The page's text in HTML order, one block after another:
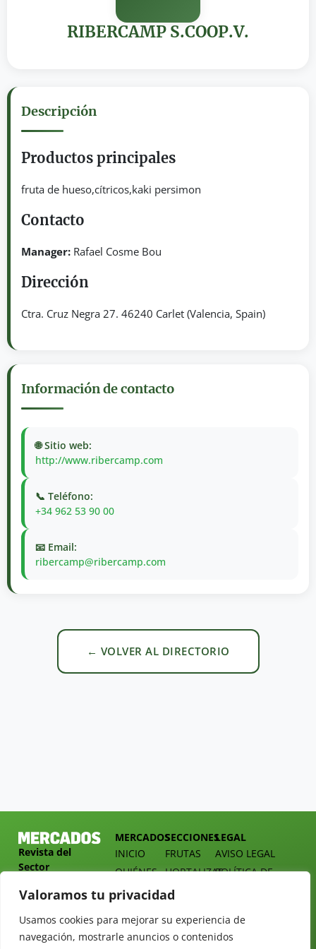
Valoramos tu privacidad
Usamos cookies para mejorar su experiencia de
navegación, mostrarle anuncios o contenidos
RIBERCAMP S.COOP.V.
Descripción
Productos principales
fruta de hueso,cítricos,kaki persimon
Contacto
Manager: Rafael Cosme Bou
Dirección
Ctra. Cruz Negra 27. 46240 Carlet (Valencia, Spain)
Información de contacto
🌐 Sitio web:
http://www.ribercamp.com
📞 Teléfono:
+34 962 53 90 00
📧 Email:
ribercamp@ribercamp.com
← VOLVER AL DIRECTORIO
Revista del
Sector
Presidente
Cárdenas nº
MERCADOS
INICIO
QUIÉNES
DOSSIER
TARIFAS
REVISTAS
SECCIONES
FRUTAS
HORTALIZAS
EMPRESA
ALIMENTACIÓN
OPINIÓN
LEGAL
AVISO LEGAL
POLÍTICA DE